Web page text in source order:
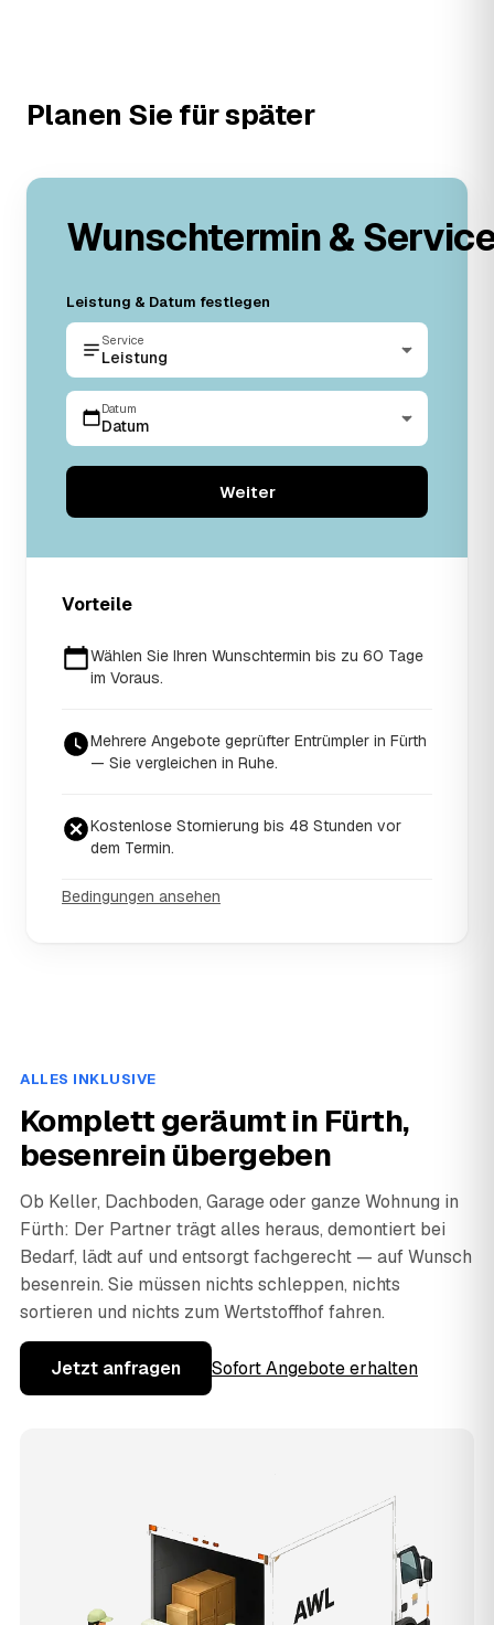
Planen Sie für später
Wunschtermin &
Leistung & Datum festlegen
Service
Leistung
Datum
Datum
Weiter
Vorteile
Wählen Sie Ihren Wunschtermin bis zu 60 Tage
im Voraus.
Mehrere Angebote geprüfter Entrümpler in Fürth
— Sie vergleichen in Ruhe.
Kostenlose Stornierung bis 48 Stunden vor
dem Termin.
Bedingungen ansehen
ALLES INKLUSIVE
Komplett geräumt in Fürth,
besenrein übergeben
Ob Keller, Dachboden, Garage oder ganze Wohnung in
Fürth: Der Partner trägt alles heraus, demontiert bei
Bedarf, lädt auf und entsorgt fachgerecht — auf Wunsch
besenrein. Sie müssen nichts schleppen, nichts
sortieren und nichts zum Wertstoffhof fahren.
Jetzt anfragen Sofort Angebote erhalten